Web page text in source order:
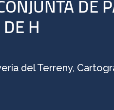
H
del Terreny,